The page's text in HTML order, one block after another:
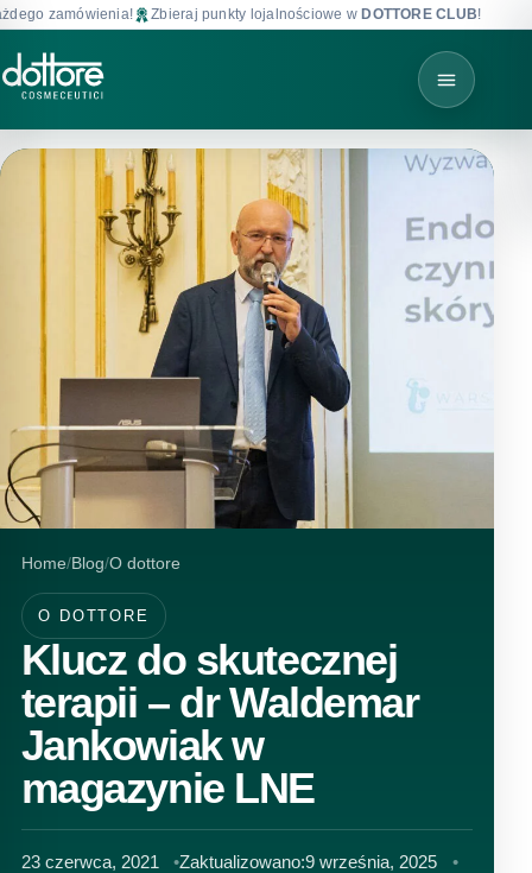
Zbieraj punkty lojalnościowe wDOTTORE CLUB!
Home Blog O dottore
O DOTTORE
Klucz do skutecznej
terapii – dr Waldemar
Jankowiak w
magazynie LNE
23 czerwca, 2021 Zaktualizowano:9 września, 2025